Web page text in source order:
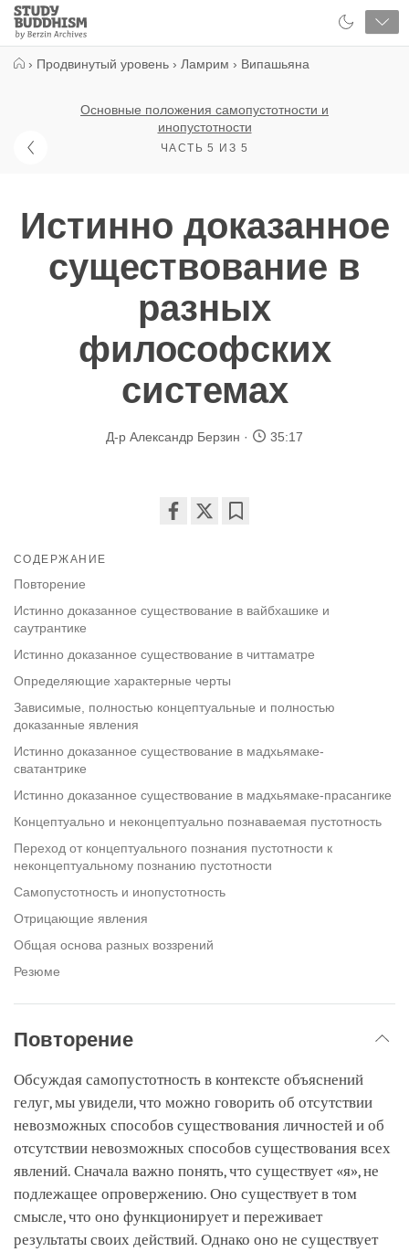
Close
Study
Buddhism
› Продвинутый уровень › Ламрим › Випашьяна
Основные положения самопустотности и
инопустотности
ЧАСТЬ 5 ИЗ 5
Истинно доказанное
существование в
разных
философских
системах
Д-р Александр Берзин 35:17
СОДЕРЖАНИЕ
Повторение
Истинно доказанное существование в вайбхашике и
саутрантике
Истинно доказанное существование в читтаматре
Определяющие характерные черты
Зависимые, полностью концептуальные и полностью
доказанные явления
Истинно доказанное существование в мадхьямаке-
сватантрике
Истинно доказанное существование в мадхьямаке-прасангике
Концептуально и неконцептуально познаваемая пустотность
Переход от концептуального познания пустотности к
неконцептуальному познанию пустотности
Самопустотность и инопустотность
Отрицающие явления
Общая основа разных воззрений
Резюме
Повторение
Обсуждая самопустотность в контексте объяснений
гелуг, мы увидели, что можно говорить об отсутствии
невозможных способов существования личностей и об
отсутствии невозможных способов существования всех
явлений. Сначала важно понять, что существует «я», не
подлежащее опровержению. Оно существует в том
смысле, что оно функционирует и переживает
результаты своих действий. Однако оно не существует